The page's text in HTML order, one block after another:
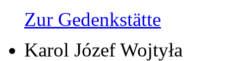
Zur Gedenkstätte
Karol Józef Wojtyła